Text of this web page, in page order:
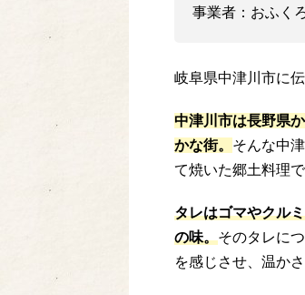
事業者：おふく
岐阜県中津川市に
中津川市は長野県
かな街。 そんな中
て焼いた郷土料理で
タレはゴマやクル
の味。そのタレに
を感じさせ、温か